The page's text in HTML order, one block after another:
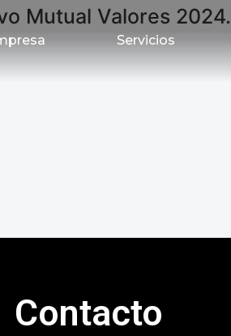
Servicios
Mutual Valores 2024.
Contacto